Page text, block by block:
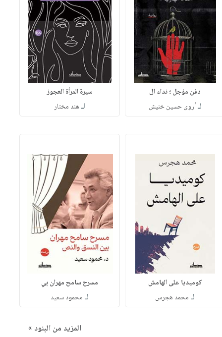
دفن مؤجل ؛ نداء ال
لـأروى حسين خنيش
سيرة المرأة العجوز
لـ هند مختار
كوميديا على الهامش
لـ محمد هجرس
مسرح سامح مهران بي
لـ محمود سعيد
المزيد من البنود »